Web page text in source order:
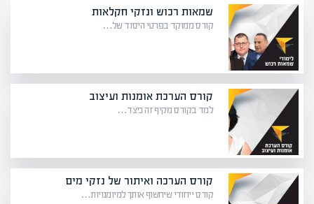
שמאות רכוש ונזקי חקלאות
קורס ממוקד בפרטי היסוד של…
קורס הערכת אומנות ועיצוב
למד בקורס מקיף זה כיצד…
קורס הערכה ואיתור של נזקי מים
קורס ייחודי שיחשוף אותך למיומנויות…